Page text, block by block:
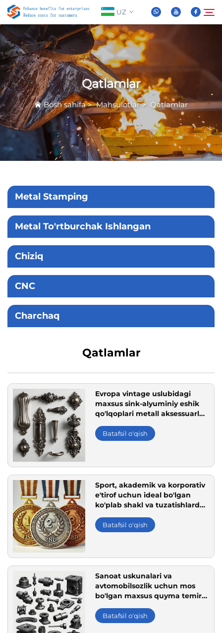
UZ
Biz Haqidida
Mahsulotlar
Yangiliklar
Tez-tez So'raladigan Savollar
Biz bilan bog'lanish
Qatlamlar
Bosh sahifa>Mahsulotlar> Qatlamlar
Metal Stamping
Metal To'rtburchak Ishlangan
Chiziq
CNC
Charchaq
Qatlamlar
Evropa vintage uslubidagi
maxsus sink-alyuminiy eshik
qo'lqoplari metall aksessuarlar
bilan quyish
Batafsil o'qish
Sport, akademik va korporativ
e'tirof uchun ideal bo'lgan
ko'plab shakl va tuzatishlarda
qotishma quyma medallar
Batafsil o'qish
Sanoat uskunalari va
avtomobilsozlik uchun mos
bo'lgan maxsus quyma temir
Batafsil o'qish